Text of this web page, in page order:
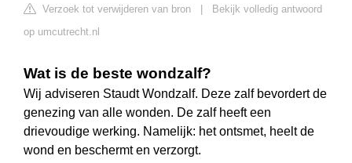
Verzoek tot verwijderen van bron
Bekijk volledig antwoord
op umcutrecht.nl
Wat is de beste wondzalf?
Wij adviseren Staudt Wondzalf. Deze zalf bevordert de
genezing van alle wonden. De zalf heeft een
drievoudige werking. Namelijk: het ontsmet, heelt de
wond en beschermt en verzorgt.